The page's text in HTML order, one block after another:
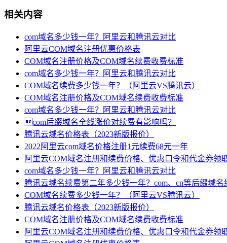
相关内容
com域名多少钱一年？阿里云和腾讯云对比
阿里云COM域名注册优惠价格表
COM域名注册价格及COM域名续费收费标准
com域名多少钱一年？阿里云和腾讯云对比
COM域名续费多少钱一年？（阿里云VS腾讯云）
COM域名注册价格及COM域名续费收费标准
com域名多少钱一年？阿里云和腾讯云对比
com后缀域名全线涨价对续费有影响吗？
腾讯云域名价格表（2023新版报价）
2022阿里云com域名价格注册1元续费68元一年
阿里云COM域名注册和续费价格、优惠口令和代金券领
com域名多少钱一年？阿里云和腾讯云对比
腾讯云域名续费第二年多少钱一年？com、cn等后缀域名
COM域名续费多少钱一年？（阿里云VS腾讯云）
腾讯云域名价格表（2023新版报价）
COM域名注册价格及COM域名续费收费标准
阿里云COM域名注册和续费价格、优惠口令和代金券领